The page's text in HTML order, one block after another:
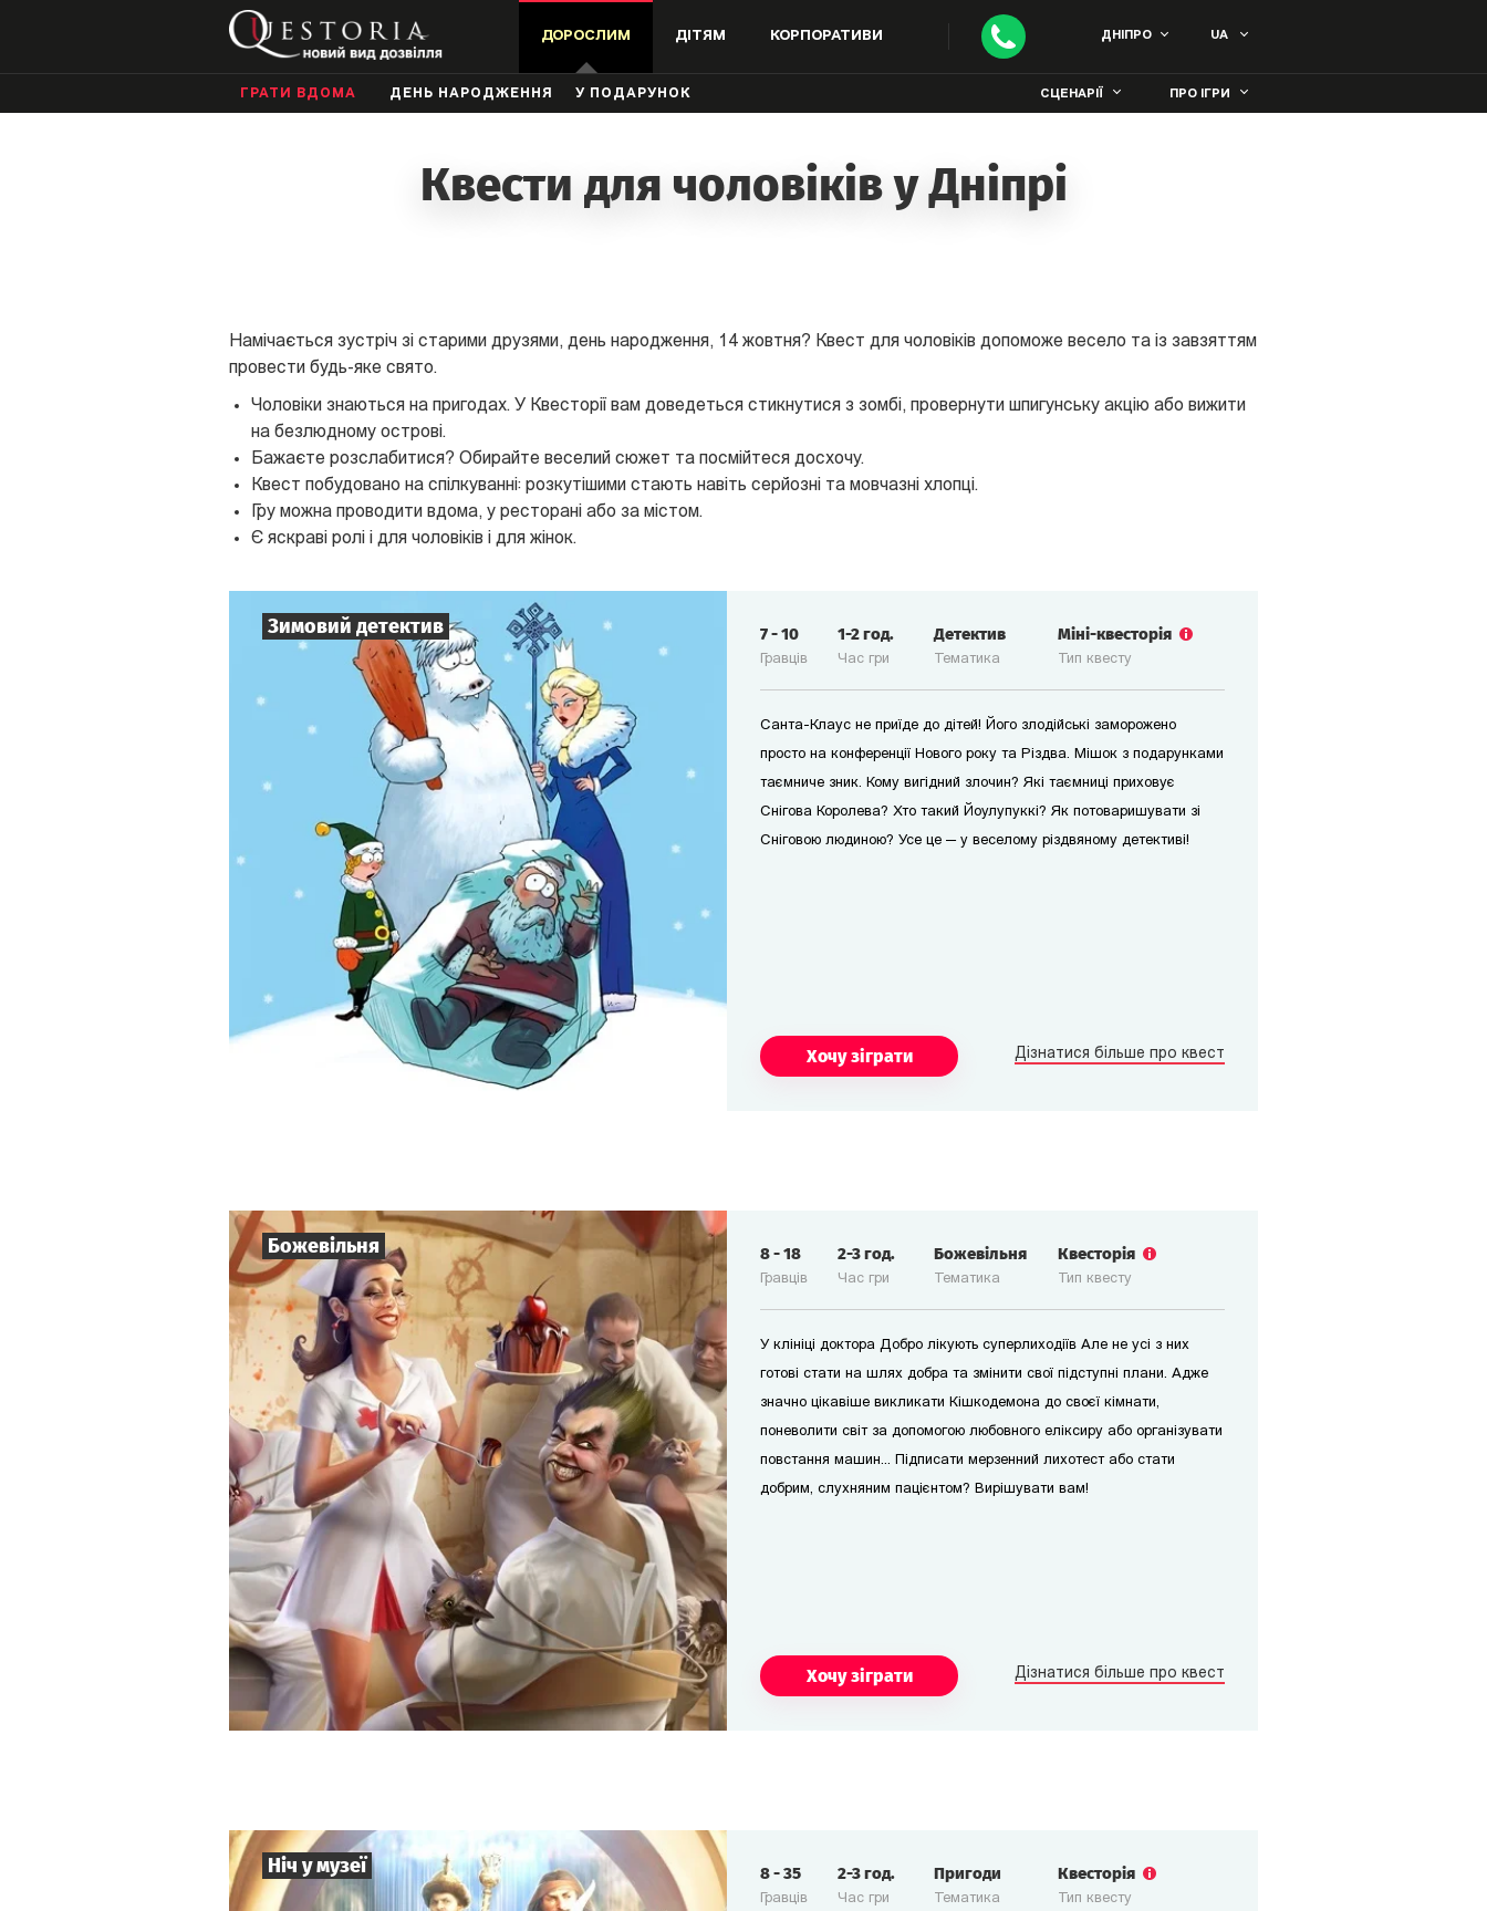
ДОРОСЛИМ ДІТЯМ КОРПОРАТИВИ ДНІПРО UA
ГРАТИ ВДОМА ДЕНЬ НАРОДЖЕННЯ У ПОДАРУНОК СЦЕНАРІЇ ПРО ІГРИ
Квести для чоловіків у Дніпрі
Намічається зустріч зі старими друзями, день народження, 14 жовтня? Квест для чоловіків допоможе весело та із завзяттям
провести будь-яке свято.
Чоловіки знаються на пригодах. У Квесторії вам доведеться стикнутися з зомбі, провернути шпигунську акцію або вижити
на безлюдному острові.
Бажаєте розслабитися? Обирайте веселий сюжет та посмійтеся досхочу.
Квест побудовано на спілкуванні: розкутішими стають навіть серйозні та мовчазні хлопці.
Гру можна проводити вдома, у ресторані або за містом.
Є яскраві ролі і для чоловіків і для жінок.
Зимовий детектив
Гравців
7-10
Час гри
1-2год.
Тематика
Детектив
Тип квесту
Міні-квесторія
Санта-Клаус не приїде до дітей! Його злодійські заморожено
просто на конференції Нового року та Різдва. Мішок з подарунками
таємниче зник. Кому вигідний злочин? Які таємниці приховує
Снігова Королева? Хто такий Йоулупуккі? Як потоваришувати зі
Сніговою людиною? Усе це — у веселому різдвяному детективі!
Хочу зіграти Дізнатися більше про квест
Божевільня
Гравців
8-18
Час гри
2-3год.
Тематика
Божевільня
Тип квесту
Квесторія
У клініці доктора Добро лікують суперлиходіїв Але не усі з них
готові стати на шлях добра та змінити свої підступні плани. Адже
значно цікавіше викликати Кішкодемона до своєї кімнати,
поневолити світ за допомогою любовного еліксиру або організувати
повстання машин... Підписати мерзенний лихотест або стати
добрим, слухняним пацієнтом? Вирішувати вам!
Хочу зіграти Дізнатися більше про квест
Ніч у музеї
Гравців
8-35
Час гри
2-3год.
Тематика
Пригоди
Тип квесту
Квесторія